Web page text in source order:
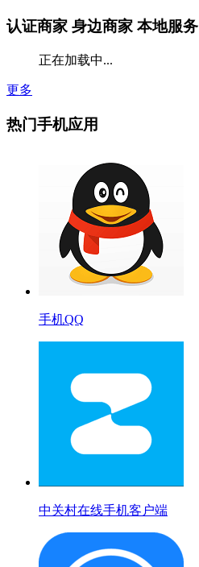
认证商家 身边商家 本地服务
正在加载中...
更多
热门手机应用
手机QQ
中关村在线手机客户端